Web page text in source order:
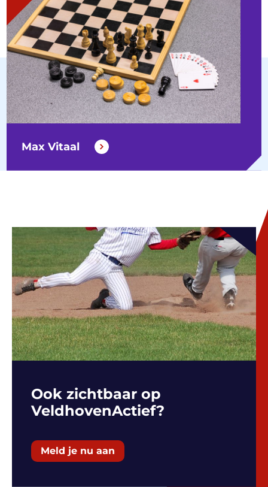
Max Vitaal
Ook zichtbaar op
VeldhovenActief?
Meld je nu aan